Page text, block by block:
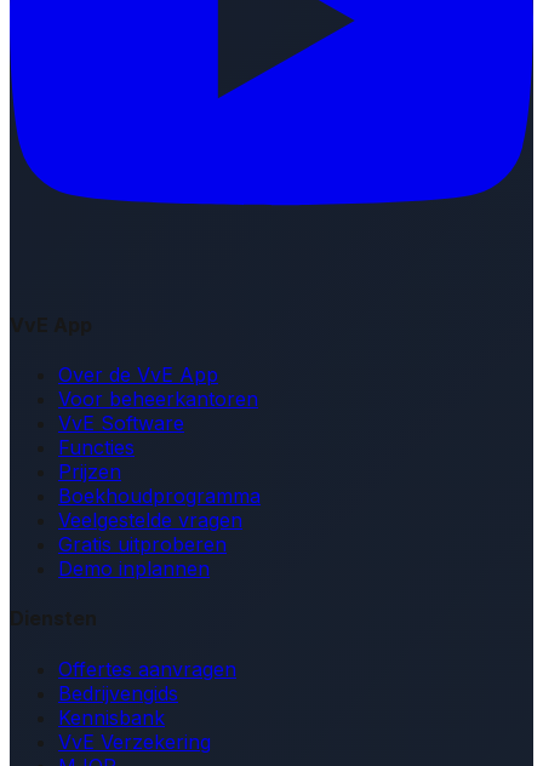
Over de VvE App
Voor beheerkantoren
VvE Software
Functies
Prijzen
Boekhoudprogramma
Veelgestelde vragen
Gratis uitproberen
Demo inplannen
Diensten
Offertes aanvragen
Bedrijvengids
Kennisbank
VvE Verzekering